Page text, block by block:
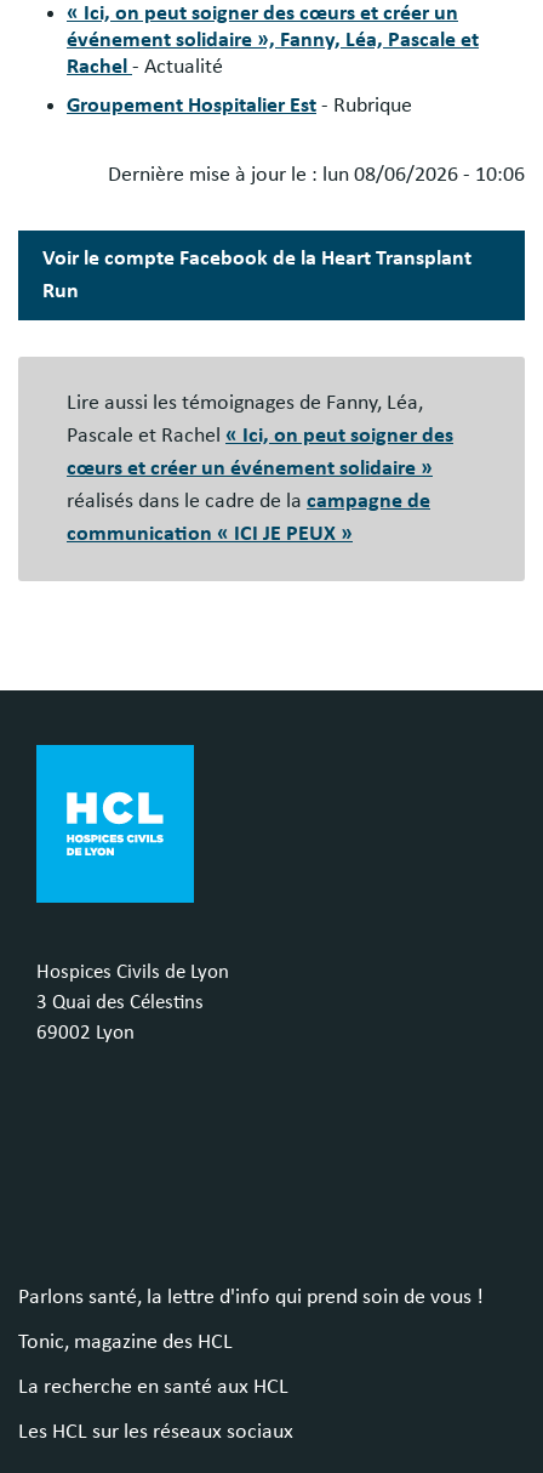
« Ici, on peut soigner des cœurs et créer un
événement solidaire », Fanny, Léa, Pascale et
Rachel - Actualité
Groupement Hospitalier Est - Rubrique
Dernière mise à jour le : lun 08/06/2026 - 10:06
Blocs
libres
Voir le compte Facebook de la Heart Transplant
Run
Lire aussi les témoignages de Fanny, Léa,
Pascale et Rachel « Ici, on peut soigner des
cœurs et créer un événement solidaire »
réalisés dans le cadre de la campagne de
communication « ICI JE PEUX »
Hospices Civils de Lyon
3 Quai des Célestins
69002 Lyon
Parlons santé, la lettre d'info qui prend soin de vous !
Tonic, magazine des HCL
La recherche en santé aux HCL
Les HCL sur les réseaux sociaux